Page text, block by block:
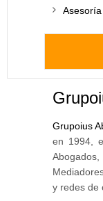
Grupoius
en 1994,
y redes de